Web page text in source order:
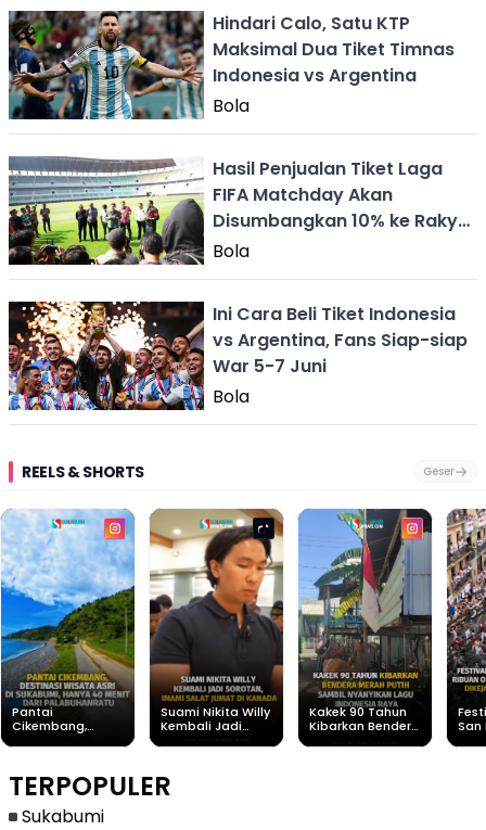
Hindari Calo, Satu KTP
Maksimal Dua Tiket Timnas
Indonesia vs Argentina
Bola
Hasil Penjualan Tiket Laga
FIFA Matchday Akan
Disumbangkan 10% ke Rakyat
Palestina
Bola
Ini Cara Beli Tiket Indonesia
vs Argentina, Fans Siap-siap
War 5-7 Juni
Bola
REELS & SHORTS Geser
Pantai
Cikembang,
Dari
Palabuhanratu
Suami Nikita Willy
Kembali Jadi
Kakek 90 Tahun
Kibarkan Bendera
San
TERPOPULER
Sukabumi